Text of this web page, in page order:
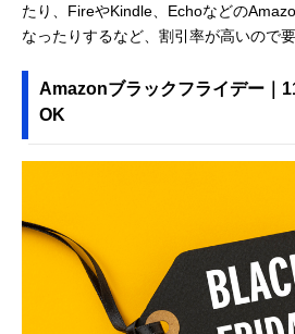
たり、FireやKindle、Echoなどの
なったりするなど、割引率が高いので
Amazonブラックフライデー｜
OK